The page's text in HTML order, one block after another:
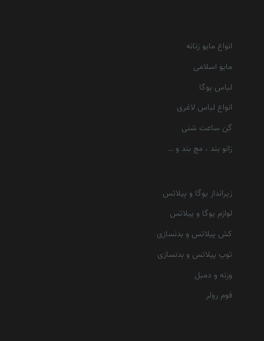
انواع مایو زنانه
مایو اسلامی
لباس یوگا
انواع لباس لاغری
گن ساعت شنی
زانو بند ، مچ بند و …
زیرانداز یوگا و پیلاتس
لوازم یوگا و پیلاتس
کش پیلاتس و بدنسازی
توپ پیلاتس و بدنسازی
وزنه و دمبل
فوم رولر